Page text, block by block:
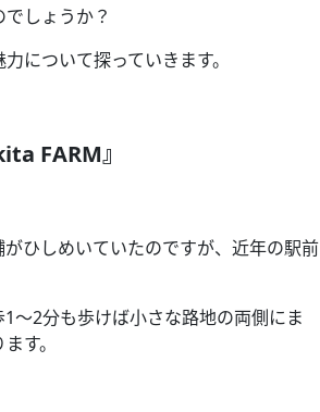
しょうか？
について探っていきます。
FARM』
ひしめいていたのですが、近年の駅前
1～2分も歩けば小さな路地の両側にま
す。